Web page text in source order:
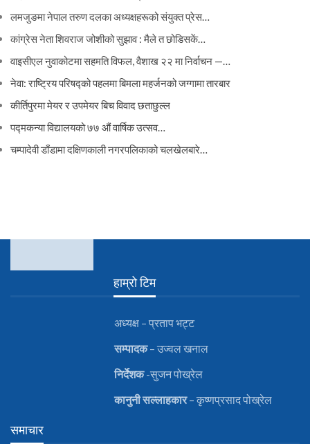
लमजुङमा नेपाल तरुण दलका अध्यक्षहरूको संयुक्त प्रेस…
कांग्रेस नेता शिवराज जोशीको सुझाव : मैले त छोडिसकें…
वाइसीएल नुवाकोटमा सहमति विफल, वैशाख २२ मा निर्वाचन —…
नेवा: राष्ट्रिय परिषद्को पहलमा बिमला महर्जनको जग्गामा तारबार
कीर्तिपुरमा मेयर र उपमेयर बिच विवाद छताछुल्ल
पद्मकन्या विद्यालयको ७७ औं ‌‌वार्षिक ‌उत्सव…
चम्पादेवी डाँडामा दक्षिणकाली नगरपलिकाको चलखेलबारे…
हाम्रो टिम
अध्यक्ष – प्रताप भट्ट
सम्पादक– उज्वल खनाल
निर्देशक-सुजन पोख्रेल
कानुनीसल्लाहकार– कृष्णप्रसाद पोख्रेल
समाचार